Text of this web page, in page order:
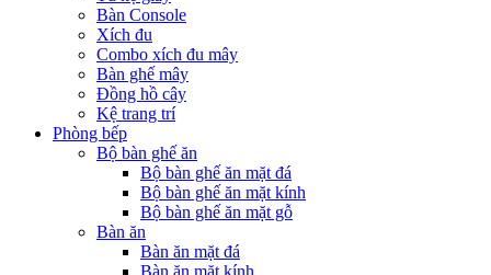
Bàn Console
Xích đu
Combo xích đu mây
Bàn ghế mây
Đồng hồ cây
Kệ trang trí
Phòng bếp
Bộ bàn ghế ăn
Bộ bàn ghế ăn mặt đá
Bộ bàn ghế ăn mặt kính
Bộ bàn ghế ăn mặt gỗ
Bàn ăn
Bàn ăn mặt đá